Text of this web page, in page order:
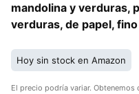
mandolina y verduras,
verduras, de papel,
Hoy sin stock en Amazon
El precio podría variar.